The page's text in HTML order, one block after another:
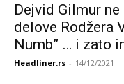
Dejvid Gilmur
delove Rodžera
Numb” … i zato
Headliner.rs - 14/12/2021